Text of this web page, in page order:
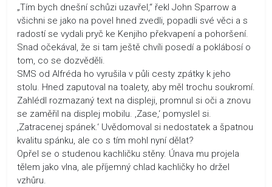
„Tím bych dnešní schůzi uzavřel,“ řekl John Sparrow a
všichni se jako na povel hned zvedli, popadli své věci a s
radostí se vydali pryč ke Kenjiho překvapení a pohoršení.
Snad očekával, že si tam ještě chvíli posedí a poklábosí o
tom, co se dozvěděli.
SMS od Alfréda ho vyrušila v půli cesty zpátky k jeho
stolu. Hned zaputoval na toalety, aby měl trochu soukromí.
Zahlédl rozmazaný text na displeji, promnul si oči a znovu
se zaměřil na displej mobilu. ‚Zase,‘ pomyslel si.
‚Zatracenej spánek.‘ Uvědomoval si nedostatek a špatnou
kvalitu spánku, ale co s tím mohl nyní dělat?
Opřel se o studenou kachličku stěny. Únava mu projela
tělem jako vlna, ale příjemný chlad kachličky ho držel
vzhůru.